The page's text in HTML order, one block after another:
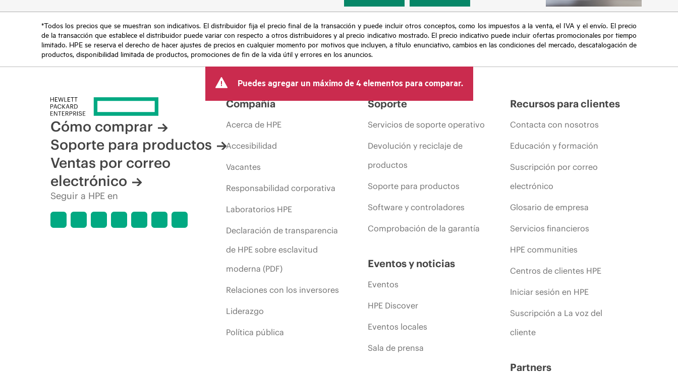
*Todos los precios que se muestran son indicativos. El distribuidor fija el precio final de la transacción y puede incluir otros conceptos, como los impuestos a la venta, el IVA y el envío. El precio
de la transacción que establece el distribuidor puede variar con respecto a otros distribuidores y al precio indicativo mostrado. El precio indicativo puede incluir ofertas promocionales por tiempo
limitado. HPE se reserva el derecho de hacer ajustes de precios en cualquier momento por motivos que incluyen, a título enunciativo, cambios en las condiciones del mercado, descatalogación de
productos, disponibilidad limitada de productos, promociones de fin de la vida útil y errores en los anuncios.
Puedes agregar un máximo de 4 elementos para comparar.
Cómo comprar
Soporte para productos
Ventas por correo
electrónico
Seguir a HPE en
Compañía
Acerca de HPE
Accesibilidad
Vacantes
Responsabilidad corporativa
Laboratorios HPE
Declaración de transparencia
de HPE sobre esclavitud
moderna (PDF)
Relaciones con los inversores
Liderazgo
Política pública
Soporte
Servicios de soporte operativo
Devolución y reciclaje de
productos
Soporte para productos
Software y controladores
Comprobación de la garantía
Eventos y noticias
Eventos
HPE Discover
Eventos locales
Sala de prensa
Recursos para clientes
Contacta con nosotros
Educación y formación
Suscripción por correo
electrónico
Glosario de empresa
Servicios financieros
HPE communities
Centros de clientes HPE
Iniciar sesión en HPE
Suscripción a La voz del
cliente
Partners